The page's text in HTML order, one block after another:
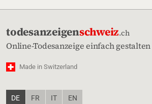
todesanzeigenschweiz.ch
Online-Todesanzeige einfach gestalten
Made in Switzerland
DE FR IT EN